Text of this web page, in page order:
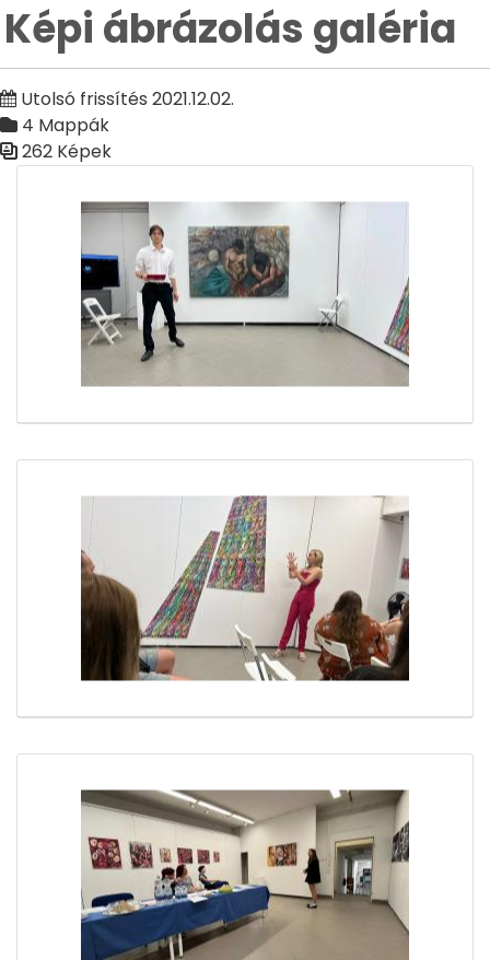
Képi ábrázolás galéria
Utolsó frissítés 2021.12.02.
4 Mappák
262 Képek